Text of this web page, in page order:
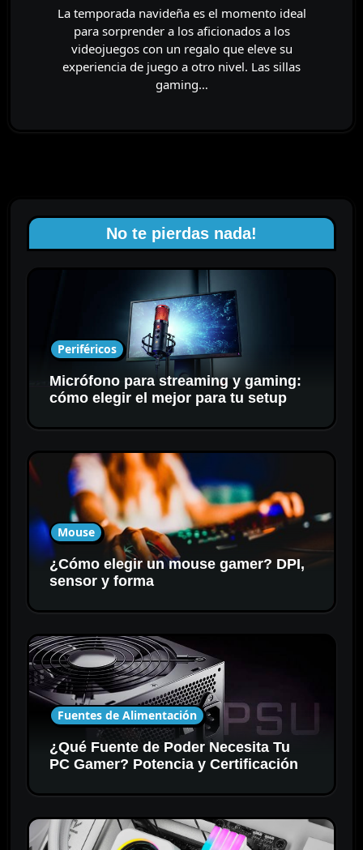
La temporada navideña es el momento ideal
para sorprender a los aficionados a los
videojuegos con un regalo que eleve su
experiencia de juego a otro nivel. Las sillas
gaming…
No te pierdas nada!
Periféricos
Micrófono para streaming y gaming:
cómo elegir el mejor para tu setup
Mouse
¿Cómo elegir un mouse gamer? DPI,
sensor y forma
Fuentes de Alimentación
¿Qué Fuente de Poder Necesita Tu
PC Gamer? Potencia y Certificación